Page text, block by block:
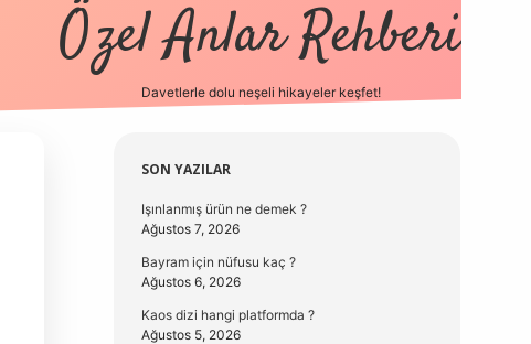
Özel Anlar Rehberi
Davetlerle dolu neşeli hikayeler keşfet!
Sidebar
SON YAZILAR
Işınlanmış ürün ne demek ?
Ağustos 7, 2026
Bayram için nüfusu kaç ?
Ağustos 6, 2026
Kaos dizi hangi platformda ?
Ağustos 5, 2026